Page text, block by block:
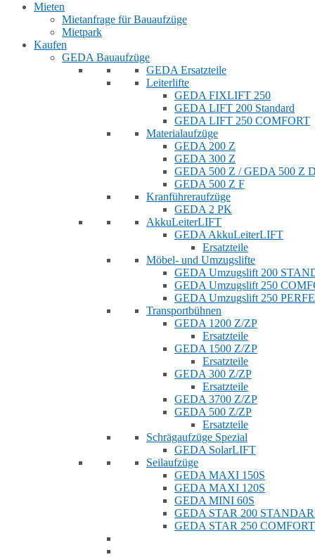
Mieten
Mietanfrage für Bauaufzüge
Mietpark
Kaufen
GEDA Bauaufzüge
GEDA Ersatzteile
Leiterlifte
GEDA FIXLIFT 250
GEDA LIFT 200 Standard
GEDA LIFT 250 COMFORT
Materialaufzüge
GEDA 200 Z
GEDA 300 Z
GEDA 500 Z / GEDA 500 Z
GEDA 500 Z F
Kranführeraufzüge
GEDA 2 PK
AkkuLeiterLIFT
GEDA AkkuLeiterLIFT
Ersatzteile
Möbel- und Umzugslifte
GEDA Umzugslift 200
GEDA Umzugslift 250
GEDA Umzugslift 250
Transportbühnen
GEDA 1200 Z/ZP
Ersatzteile
GEDA 1500 Z/ZP
Ersatzteile
GEDA 300 Z/ZP
Ersatzteile
GEDA 3700 Z/ZP
GEDA 500 Z/ZP
Ersatzteile
Schrägaufzüge Spezial
GEDA SolarLIFT
Seilaufzüge
GEDA MAXI 150S
GEDA MAXI 120S
GEDA MINI 60S
GEDA STAR 200
GEDA STAR 250 COMFORT